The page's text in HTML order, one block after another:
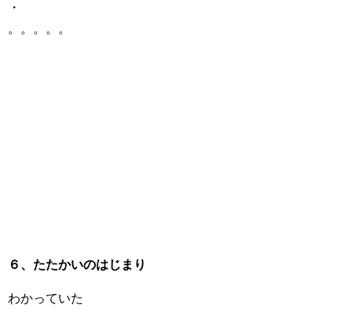
・
。。。。。
６、たたかいのはじまり
わかっていた